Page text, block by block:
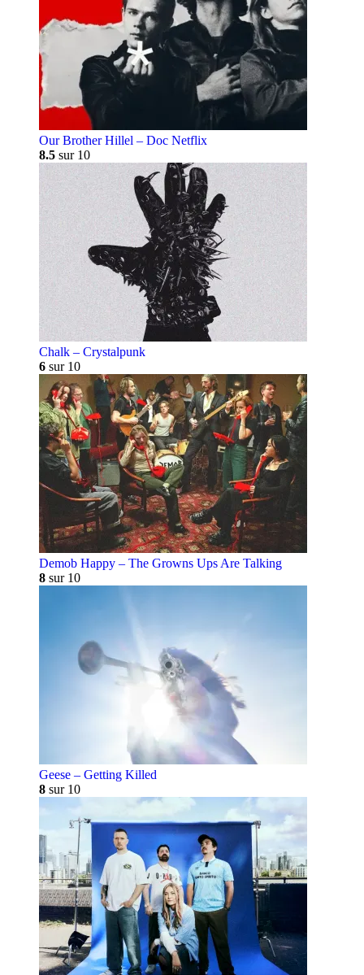
Our Brother Hillel – Doc Netflix
8.5 sur 10
Chalk – Crystalpunk
6 sur 10
Demob Happy – The Growns Ups Are Talking
8 sur 10
Geese – Getting Killed
8 sur 10